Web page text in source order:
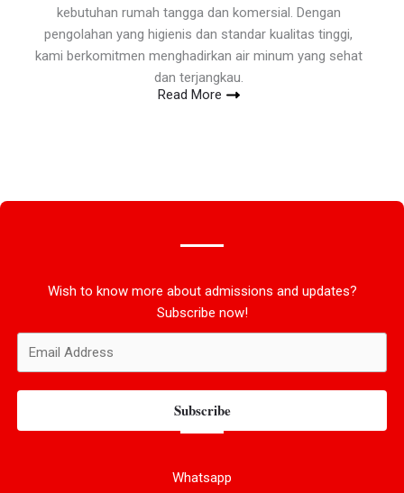
kebutuhan rumah tangga dan komersial. Dengan
pengolahan yang higienis dan standar kualitas tinggi,
kami berkomitmen menghadirkan air minum yang sehat
dan terjangkau.
Read More
Wish to know more about admissions and updates?
Subscribe now!
Subscribe
Whatsapp